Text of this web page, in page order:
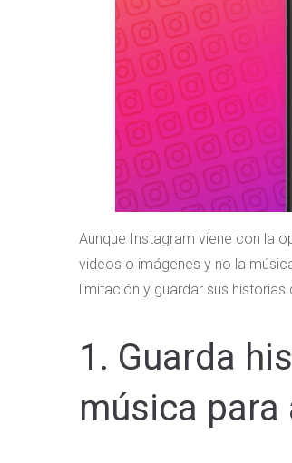
Aunque Instagram viene con la
videos o imágenes y no la
limitación y guardar sus
1. Guarda
música para